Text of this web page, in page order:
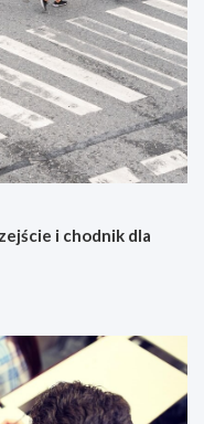
i chodnik dla